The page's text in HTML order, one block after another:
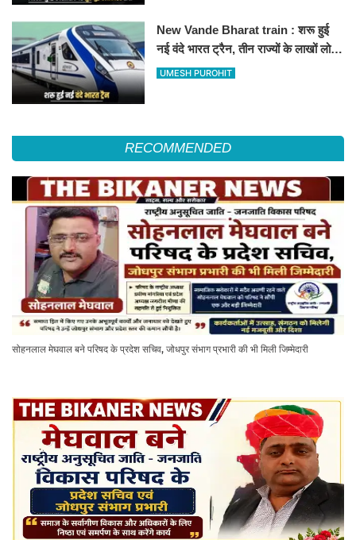
New Vande Bharat train : शरू हुई
नई वंदे भारत ट्रैन, तीन राज्यों के लाखों लोगों
का सफर होगा आसान, देखें पूरा रूटमैप
UMESH PUROHIT
RECOMMENDED
सोहनलाल मेघवाल बने परिषद के प्रदेश सचिव, जोधपुर संभाग प्रभारी की भी मिली जिम्मेदारी